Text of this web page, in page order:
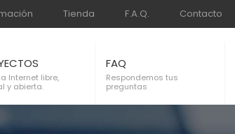
Tienda F.A.Q. Contacto
Internet libre,
y abierta.
FAQ
Respondemos tus
preguntas